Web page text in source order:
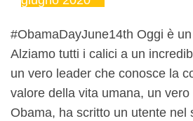
#ObamaDayJune14th Oggi è
Alziamo tutti i calici a un
un vero leader che conosce la
valore della vita umana, un
Obama, ha scritto un utente nel